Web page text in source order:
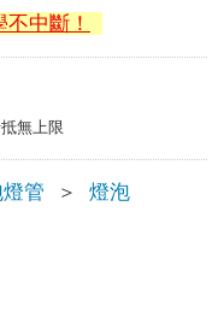
中斷！
無上限
管 ＞ 燈泡